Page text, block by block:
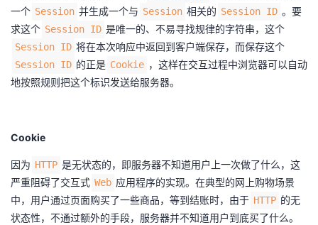
的
课
程
我
的
认
我
的
我
藏
技
术
支
的
云
声
一个 Session 并生成一个与 Session 相关的 Session ID 。要
求这个 Session ID 是唯一的、不易寻找规律的字符串，这个
Session ID 将在本次响应中返回到客户端保存，而保存这个
Session ID 的正是 Cookie ，这样在交互过程中浏览器可以自动
地按照规则把这个标识发送给服务器。
Cookie
因为 HTTP 是无状态的，即服务器不知道用户上一次做了什么，这
严重阻碍了交互式 Web 应用程序的实现。在典型的网上购物场景
中，用户通过页面购买了一些商品，等到结账时，由于 HTTP 的无
状态性，不通过额外的手段，服务器并不知道用户到底买了什么。